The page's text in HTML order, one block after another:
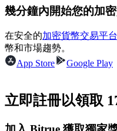
成為跟單交易員
幾分鐘內開始您的加
在安全的加密貨幣交易平台
幣和市場趨勢。
App Store
Google Play
立即註冊以領取